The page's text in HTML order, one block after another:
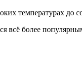
температурах до
всё более